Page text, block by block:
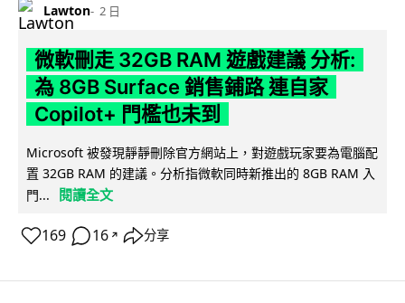
Lawton 2 日
微軟刪走 32GB RAM 遊戲建議 分析:
為 8GB Surface 銷售鋪路 連自家
Copilot+ 門檻也未到
Microsoft 被發現靜靜刪除官方網站上，對遊戲玩家要為電腦配
置 32GB RAM 的建議。分析指微軟同時新推出的 8GB RAM 入
門...
閱讀全文
169 16 ↗ 分享